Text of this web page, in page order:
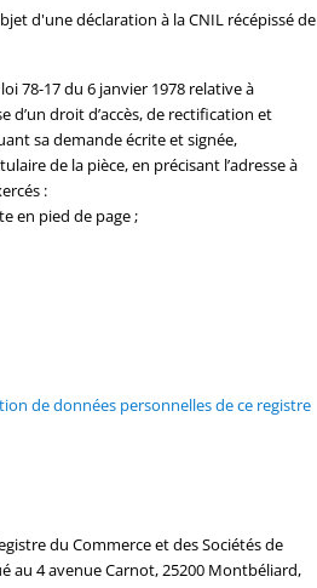
d'une déclaration à la CNIL récépissé de
78-17 du 6 janvier 1978 relative à
droit d’accès, de rectification et
sa demande écrite et signée,
de la pièce, en précisant l’adresse à
:
en pied de page ;
de données personnelles de ce registre
du Commerce et des Sociétés de
au 4 avenue Carnot, 25200 Montbéliard,